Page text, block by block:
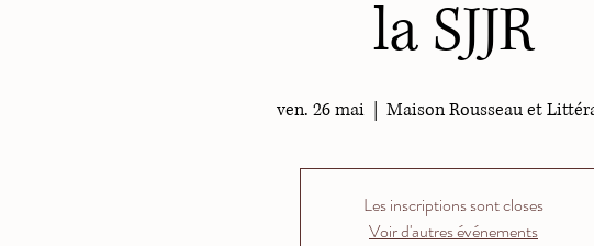
la SJJR
ven. 26 mai Maison Rousseau et
Les inscriptions sont closes
Voir d'autres événements